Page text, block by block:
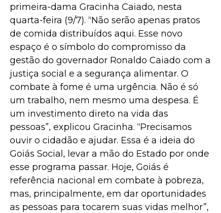
primeira-dama Gracinha Caiado, nesta
quarta-feira (9/7). “Não serão apenas pratos
de comida distribuídos aqui. Esse novo
espaço é o símbolo do compromisso da
gestão do governador Ronaldo Caiado com a
justiça social e a segurança alimentar. O
combate à fome é uma urgência. Não é só
um trabalho, nem mesmo uma despesa. É
um investimento direto na vida das
pessoas”, explicou Gracinha. “Precisamos
ouvir o cidadão e ajudar. Essa é a ideia do
Goiás Social, levar a mão do Estado por onde
esse programa passar. Hoje, Goiás é
referência nacional em combate à pobreza,
mas, principalmente, em dar oportunidades
as pessoas para tocarem suas vidas melhor”,